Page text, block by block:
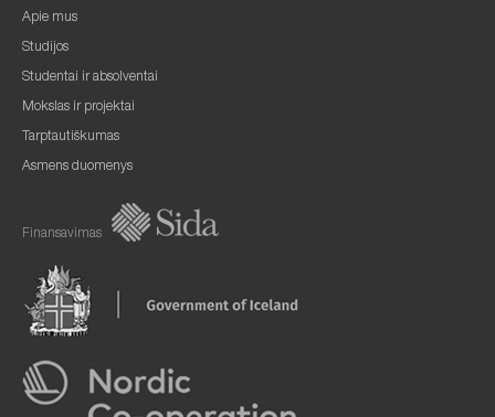
Apie mus
Studijos
Studentai ir absolventai
Mokslas ir projektai
Tarptautiškumas
Asmens duomenys
Finansavimas